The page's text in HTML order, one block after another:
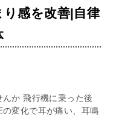
り感を改善|自律
か 飛行機に乗った後
変化で耳が痛い、耳鳴